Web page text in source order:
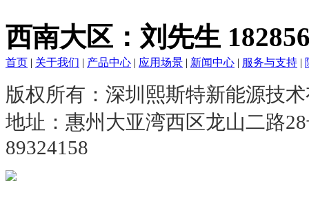
西南大区：刘先生
首页 | 关于我们 | 产品中心 | 应用场景 | 新闻中心 | 服务与支持 |
版权所有：深圳熙斯特新能源技
地址：惠州大亚湾西区龙山二路
89324158